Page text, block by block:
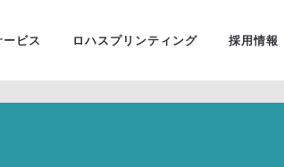
ビス ロハスプリンティング 採用情報